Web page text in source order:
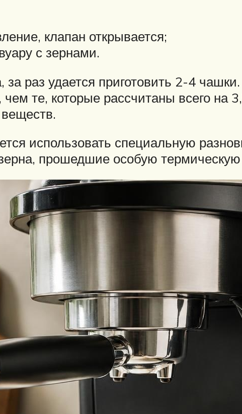
клапан открывается;
с зернами.
за раз удается приготовить 2-4
те, которые рассчитаны всего на
использовать специальную
прошедшие особую термическую